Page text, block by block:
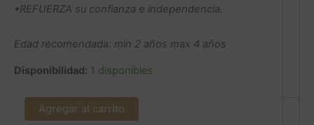
•REFUERZA su confianza e independencia.
Edad recomendada: min 2 años max 4 años
Disponibilidad: 1 disponibles
Agregar al carrito